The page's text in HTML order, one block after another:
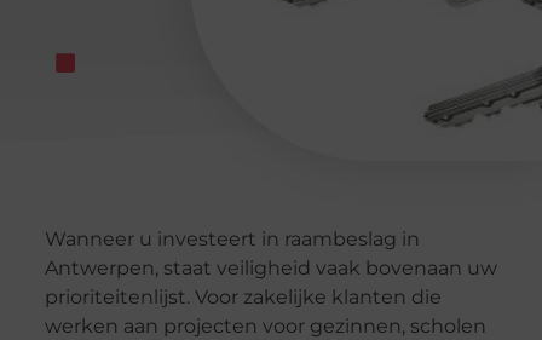
Wanneer u investeert in raambeslag in
Antwerpen, staat veiligheid vaak bovenaan uw
prioriteitenlijst. Voor zakelijke klanten die
werken aan projecten voor gezinnen, scholen